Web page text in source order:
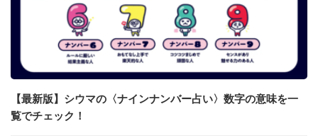
【最新版】シウマの〈ナインナンバー占い〉数字の意味を一
覧でチェック！